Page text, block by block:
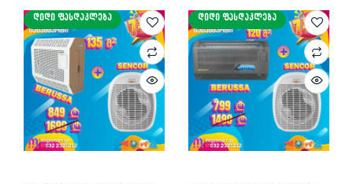
3,698.00 ₾.
1,599.00 ₾.
1,479.00 ₾.
749.00 ₾.
ᲓᲘᲓᲘ ᲤᲐᲡᲓᲐᲙᲚᲔᲑᲐ ᲓᲘᲓᲘ ᲤᲐᲡᲓᲐᲙᲚᲔᲑᲐ